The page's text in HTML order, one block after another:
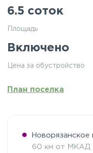
6.5 соток
Площадь
Включено
Цена за обустройство
План поселка
Новорязанское
60 км от МКАД